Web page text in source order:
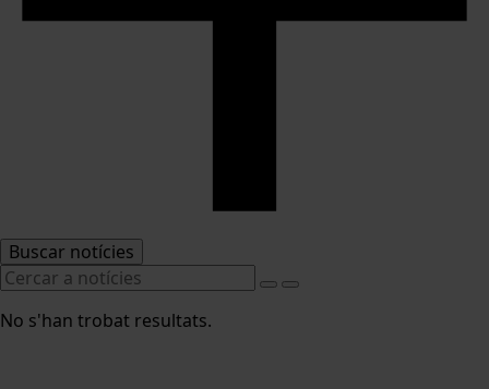
Buscar notícies
No s'han trobat resultats.